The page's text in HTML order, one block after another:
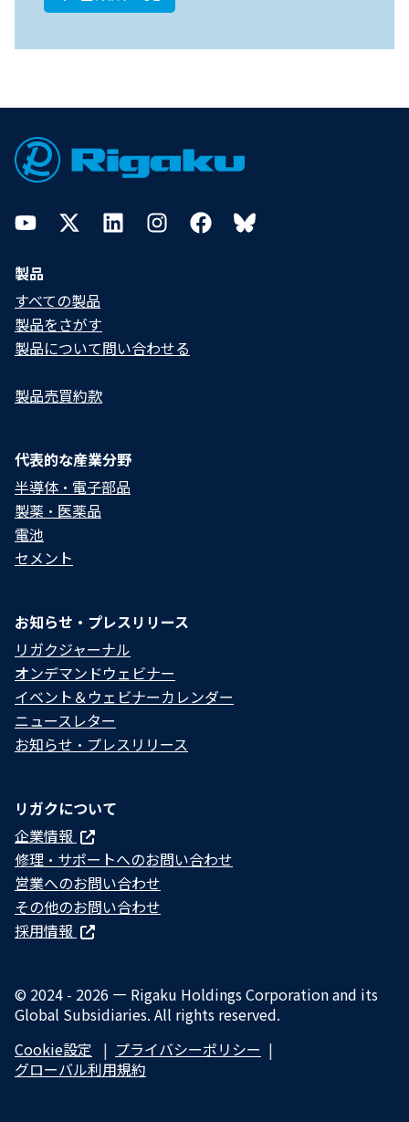
Footer
YouTubeTwitterLinkedInInstagramFacebookBluesky
製品
すべての製品
製品をさがす
製品について問い合わせる​
製品売買約款
代表的な産業分野
半導体・電子部品
製薬・医薬品
電池
セメント
お知らせ・プレスリリース
リガクジャーナル
オンデマンドウェビナー
イベント＆ウェビナーカレンダー
ニュースレター
お知らせ・プレスリリース
リガクについて
企業情報
修理・サポートへのお問い合わせ
営業へのお問い合わせ
その他のお問い合わせ
採用情報
© 2024 - 2026 — Rigaku Holdings Corporation and its
Global Subsidiaries. All rights reserved.
Cookie設定
プライバシーポリシー​
グローバル利用規約